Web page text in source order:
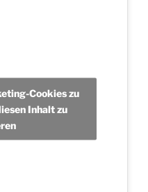
Cookies zu
Inhalt zu